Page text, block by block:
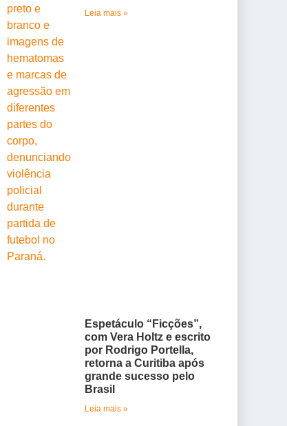
Leia mais »
Espetáculo “Ficções”,
com Vera Holtz e escrito
por Rodrigo Portella,
retorna a Curitiba após
grande sucesso pelo
Brasil
Leia mais »